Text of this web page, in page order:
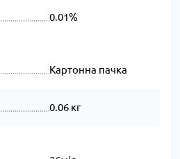
0.01%
Картонна пачка
0.06 кг